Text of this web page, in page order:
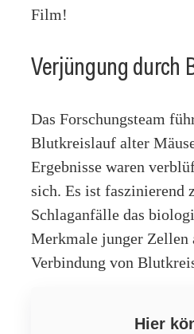
Film!
Verjüngung durch
Das Forschungsteam
Blutkreislauf alter
Ergebnisse waren
sich. Es ist faszinierend
Schlaganfälle das
Merkmale junger Zellen
Verbindung von
Hier